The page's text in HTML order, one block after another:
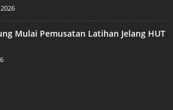
Mulai Pemusatan Latihan Jelang HUT